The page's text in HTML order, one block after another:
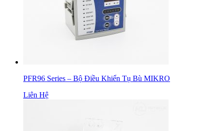
PFR96 Series – Bộ Điều Khiển Tụ Bù MIKRO
Liên Hệ